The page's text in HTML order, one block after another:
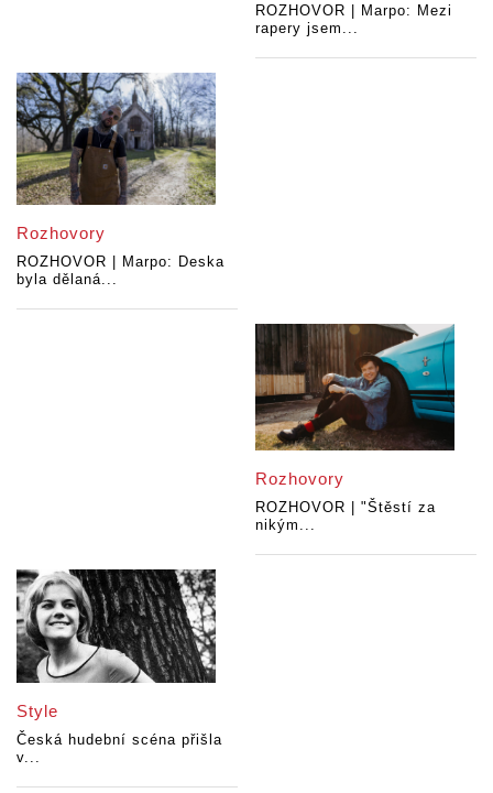
ROZHOVOR | Marpo: Mezi
rapery jsem...
Rozhovory
ROZHOVOR | Marpo: Deska
byla dělaná...
Rozhovory
ROZHOVOR | "Štěstí za
nikým...
Style
Česká hudební scéna přišla
v...